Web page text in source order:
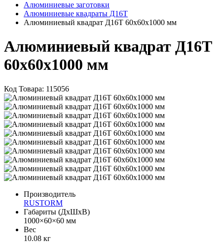
Алюминиевые заготовки
Алюминиевые квадраты Д16Т
Алюминиевый квадрат Д16Т 60х60х1000 мм
Алюминиевый квадрат Д16Т
60х60х1000 мм
Код Товара: 115056
Производитель
RUSTORM
Габариты (ДхШхВ)
1000×60×60 мм
Вес
10.08 кг